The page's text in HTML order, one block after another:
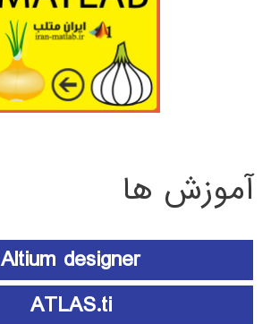
آموزش ها
Altium designer
ATLAS.ti